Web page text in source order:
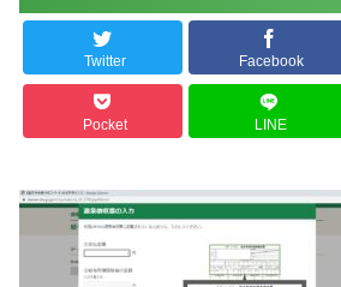
Twitter Facebook
Pocket LINE